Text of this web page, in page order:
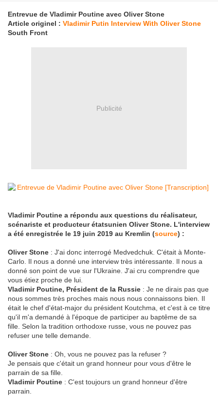
Entrevue de Vladimir Poutine avec Oliver Stone
Article originel : Vladimir Putin Interview With Oliver Stone
South Front
Publicité
Vladimir Poutine a répondu aux questions du réalisateur,
scénariste et producteur étatsunien Oliver Stone. L'interview
a été enregistrée le 19 juin 2019 au Kremlin (source) :
Oliver Stone : J'ai donc interrogé Medvedchuk. C'était à Monte-
Carlo. Il nous a donné une interview très intéressante. Il nous a
donné son point de vue sur l'Ukraine. J'ai cru comprendre que
vous étiez proche de lui.
Vladimir Poutine, Président de la Russie : Je ne dirais pas que
nous sommes très proches mais nous nous connaissons bien. Il
était le chef d'état-major du président Koutchma, et c'est à ce titre
qu'il m'a demandé à l'époque de participer au baptême de sa
fille. Selon la tradition orthodoxe russe, vous ne pouvez pas
refuser une telle demande.
Oliver Stone : Oh, vous ne pouvez pas la refuser ?
Je pensais que c'était un grand honneur pour vous d'être le
parrain de sa fille.
Vladimir Poutine : C'est toujours un grand honneur d'être
parrain.